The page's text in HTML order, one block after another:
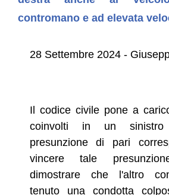
contromano e ad elevata
28 Settembre 2024 -
Il codice civile pone a
coinvolti in un sinistro
presunzione di pari
vincere tale
dimostrare che l'altro
tenuto una condotta